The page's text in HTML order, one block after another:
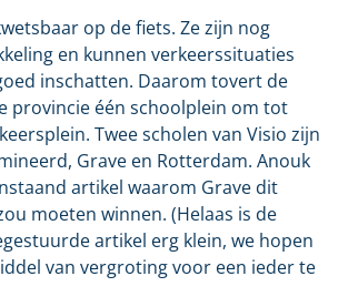
op de fiets. Ze zijn nog
en kunnen verkeerssituaties
inschatten. Daarom tovert de
provincie één schoolplein om tot
Twee scholen van Visio zijn
Grave en Rotterdam. Anouk
artikel waarom Grave dit
moeten winnen. (Helaas is de
artikel erg klein, we hopen
van vergroting voor een ieder te